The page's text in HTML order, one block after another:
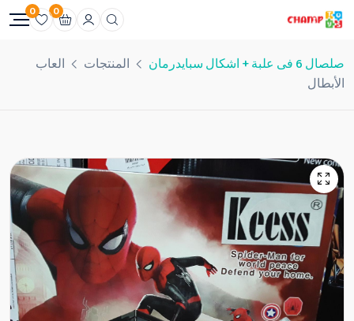
0
0
صلصال 6 فى علبة + اشكال سبايدرمان المنتجات
العاب
الأبطال